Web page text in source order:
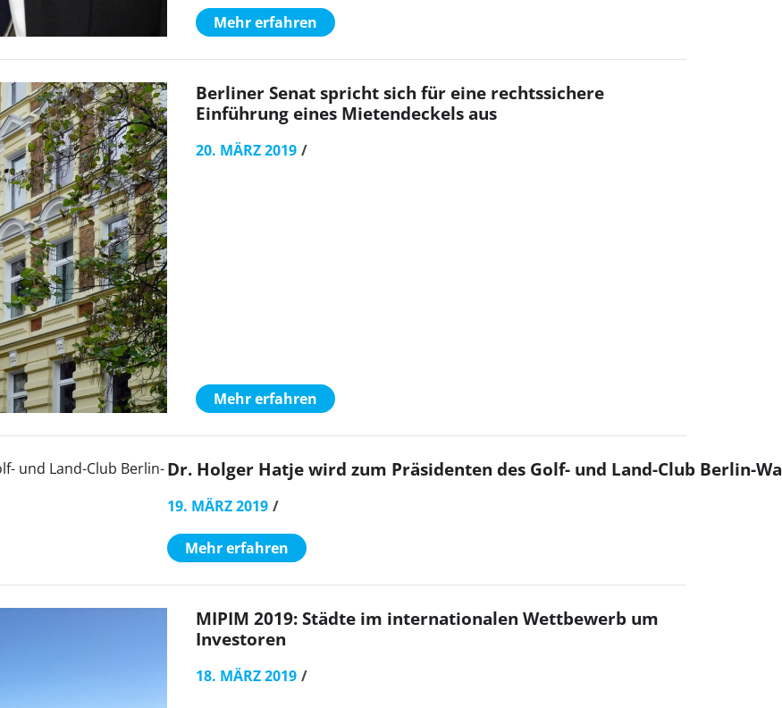
Mehr erfahren
Berliner Senat spricht sich für eine rechtssichere
Einführung eines Mietendeckels aus
20. MÄRZ 2019
Mehr erfahren
Dr. Holger Hatje wird zum Präsidenten des Golf- und Land-Club Berlin-
19. MÄRZ 2019
Mehr erfahren
MIPIM 2019: Städte im internationalen Wettbewerb um
Investoren
18. MÄRZ 2019